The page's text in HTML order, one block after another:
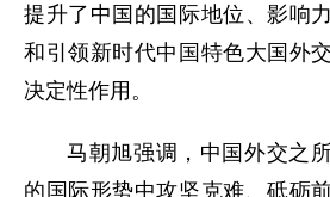
提升了中国的国际地位、影响
和引领新时代中国特色大国外
决定性作用。
马朝旭强调，中国外交之
的国际形势中攻坚克难、砥砺